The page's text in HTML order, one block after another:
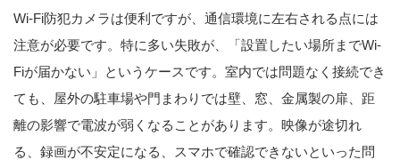
Wi-Fi防犯カメラは便利ですが、通信環境に左右される点には
注意が必要です。特に多い失敗が、「設置したい場所までWi-
Fiが届かない」というケースです。室内では問題なく接続でき
ても、屋外の駐車場や門まわりでは壁、窓、金属製の扉、距
離の影響で電波が弱くなることがあります。映像が途切れ
る、録画が不安定になる、スマホで確認できないといった問